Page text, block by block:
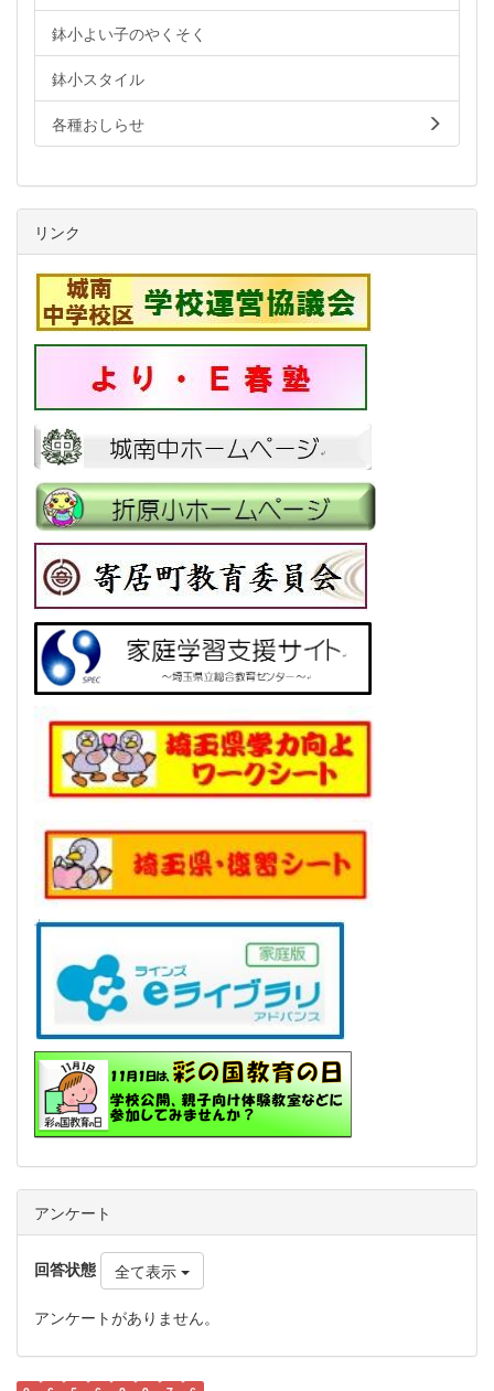
鉢小よい子のやくそく
鉢小スタイル
各種おしらせ
リンク
アンケート
回答状態 全て表示
アンケートがありません。